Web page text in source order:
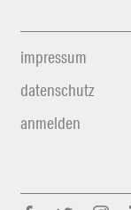
impressum
datenschutz
anmelden